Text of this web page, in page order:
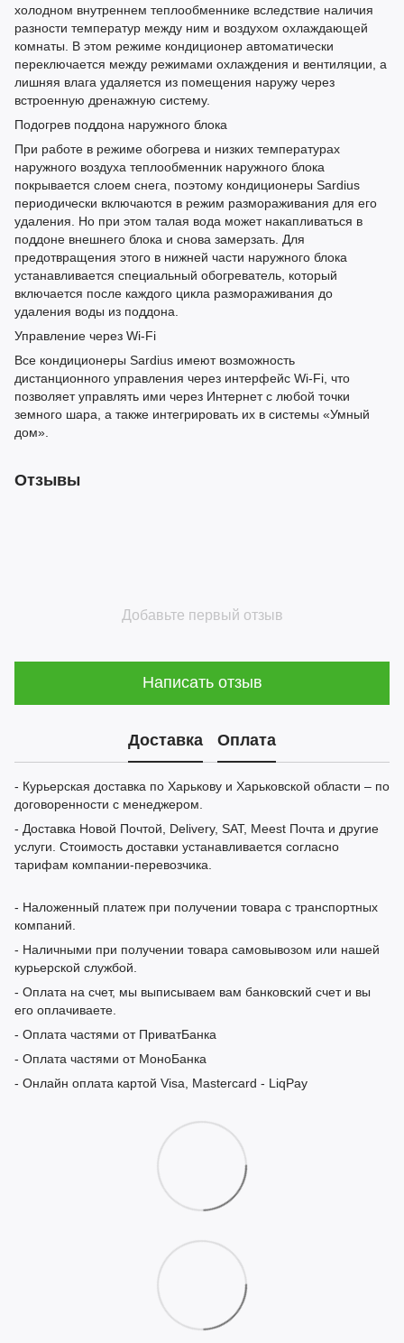
холодном внутреннем теплообменнике вследствие наличия
разности температур между ним и воздухом охлаждающей
комнаты. В этом режиме кондиционер автоматически
переключается между режимами охлаждения и вентиляции, а
лишняя влага удаляется из помещения наружу через
встроенную дренажную систему.
Подогрев поддона наружного блока
При работе в режиме обогрева и низких температурах
наружного воздуха теплообменник наружного блока
покрывается слоем снега, поэтому кондиционеры Sardius
периодически включаются в режим размораживания для его
удаления. Но при этом талая вода может накапливаться в
поддоне внешнего блока и снова замерзать. Для
предотвращения этого в нижней части наружного блока
устанавливается специальный обогреватель, который
включается после каждого цикла размораживания до
удаления воды из поддона.
Управление через Wi-Fi
Все кондиционеры Sardius имеют возможность
дистанционного управления через интерфейс Wi-Fi, что
позволяет управлять ими через Интернет с любой точки
земного шара, а также интегрировать их в системы «Умный
дом».
Отзывы
Добавьте первый отзыв
Написать отзыв
Доставка Оплата
- Курьерская доставка по Харькову и Харьковской области – по
договоренности с менеджером.
- Доставка Новой Почтой, Delivery, SAT, Meest Почта и другие
услуги. Стоимость доставки устанавливается согласно
тарифам компании-перевозчика.
- Наложенный платеж при получении товара с транспортных
компаний.
- Наличными при получении товара самовывозом или нашей
курьерской службой.
- Оплата на счет, мы выписываем вам банковский счет и вы
его оплачиваете.
- Оплата частями от ПриватБанка
- Оплата частями от МоноБанка
- Онлайн оплата картой Visa, Mastercard - LiqPay